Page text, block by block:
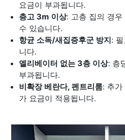
요금이 부과됩니다.
층고 3m 이상: 고층 집의 경
수 있습니다.
항균 소독/새집증후군 방지:
니다.
엘리베이터 없는 3층 이상: 층
부과됩니다.
비확장 베란다, 펜트리룸: 추가
가 요금이 적용됩니다.